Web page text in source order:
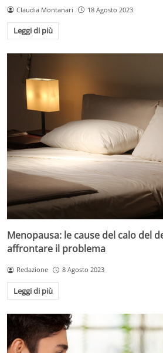
Claudia Montanari 18 Agosto 2023
Leggi di più
Menopausa: le cause del calo del
affrontare il problema
Redazione 8 Agosto 2023
Leggi di più